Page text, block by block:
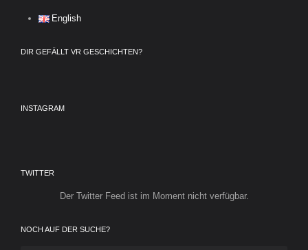
English
DIR GEFÄLLT VR GESCHICHTEN?
INSTAGRAM
TWITTER
Der Twitter Feed ist im Moment nicht verfügbar.
NOCH AUF DER SUCHE?